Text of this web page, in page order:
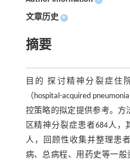
文章历史 +
摘要
目的 探讨精神分裂症住
（hospital-acquired
控策略的拟定提供参考。方
区精神分裂症患者684人，
人，回顾性收集并整理患
病、总病程、用药史等一